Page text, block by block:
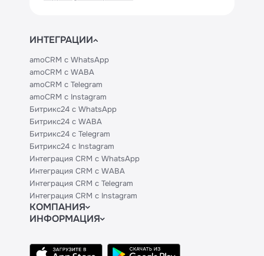
ИНТЕГРАЦИИ
amoCRM с WhatsApp
amoCRM с WABA
amoCRM с Telegram
amoCRM с Instagram
Битрикс24 с WhatsApp
Битрикс24 с WABA
Битрикс24 с Telegram
Битрикс24 с Instagram
Интеграция CRM с WhatsApp
Интеграция CRM с WABA
Интеграция CRM с Telegram
Интеграция CRM с Instagram
КОМПАНИЯ
Блог
Контакты
ИНФОРМАЦИЯ
Техническим партнерам